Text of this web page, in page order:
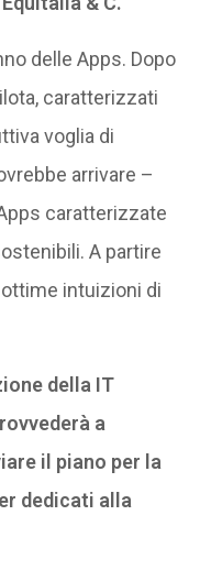
delle Apps. Dopo
caratterizzati
voglia di
arrivare –
caratterizzate
A partire
intuizioni di
della IT
a
il piano per la
dedicati alla